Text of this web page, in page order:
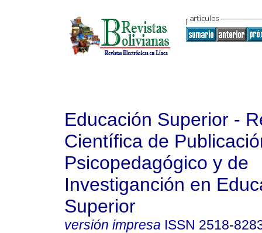
Educación Superior -
Científica de
Psicopedagógico y de
Investiganción en
Superior
versión impresa ISSN 2518-